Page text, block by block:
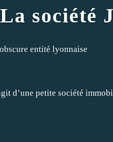
société
entité lyonnaise
d’une petite société